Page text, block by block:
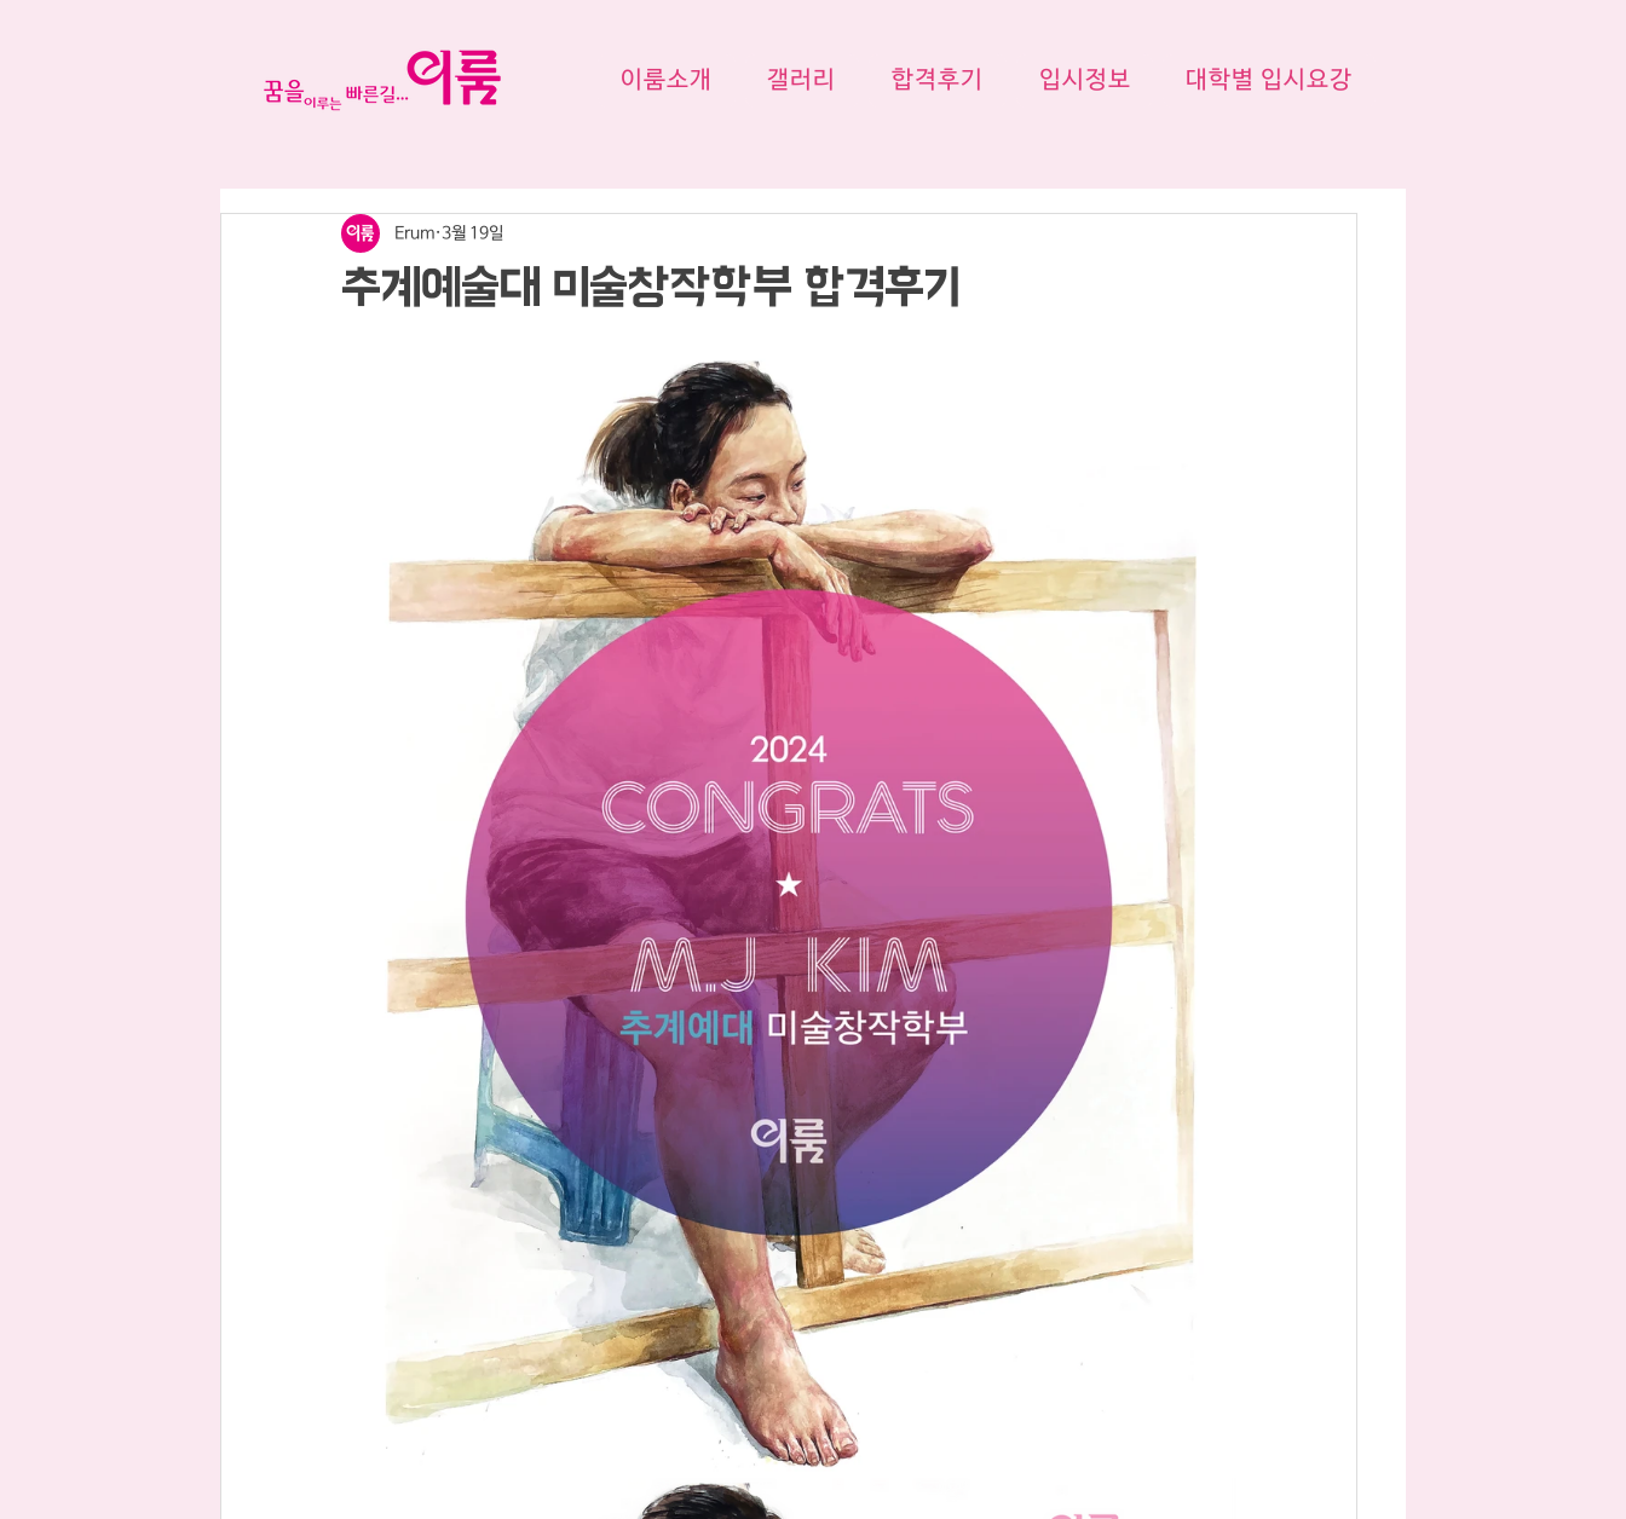
이룸소개 갤러리 합격후기 입시정보 대학별 입시요강
추계예술대 미술창작학부 합격후기
Erum 3월 19일